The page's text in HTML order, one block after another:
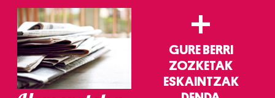
+
GURE BERRI
ZOZKETAK
ESKAINTZAK